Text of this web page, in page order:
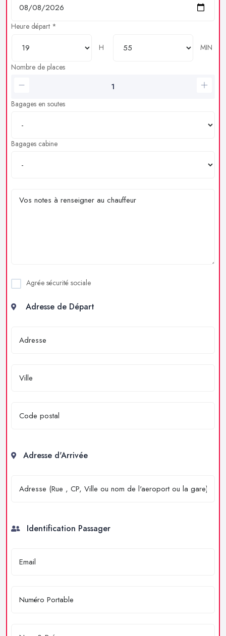
Heure départ *
H
MIN
Nombre de places
Bagages en soutes
Bagages cabine
Agrée sécurité sociale
Adresse de Départ
Adresse d'Arrivée
Identification Passager